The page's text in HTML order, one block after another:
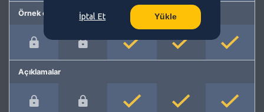
Örnek cümleler
Açıklamalar
İptal Et Yükle